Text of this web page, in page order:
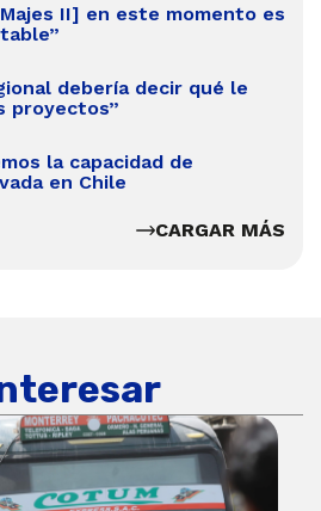
II] en este momento es
debería decir qué le
proyectos”
la capacidad de
en Chile
CARGAR MÁS